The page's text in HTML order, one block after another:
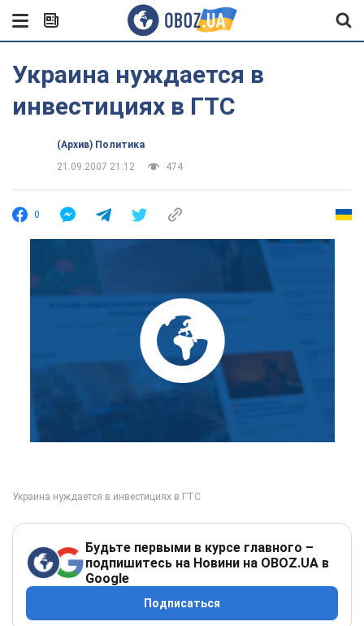
Украина нуждается в
инвестициях в ГТС
(Архив) Политика
21.09.2007 21:12
474
0
Будьте первыми в курсе главного –
подпишитесь на Новини на OBOZ.UA в
Google
Подписаться